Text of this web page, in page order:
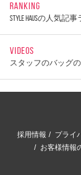
RANKING
STYLE HAUSの人気記
VIDEOS
スタッフのバッグ
採用情報 プライ
お客様情報